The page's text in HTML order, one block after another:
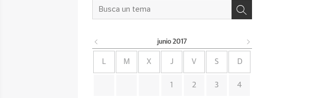
junio 2017
L M X J V S D
1 2 3 4